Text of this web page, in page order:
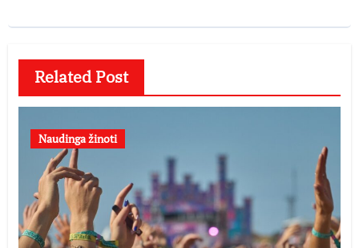
Related Post
Naudinga žinoti